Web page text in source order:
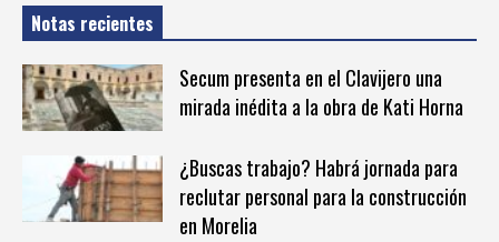
Notas recientes
Secum presenta en el Clavijero una
mirada inédita a la obra de Kati Horna
¿Buscas trabajo? Habrá jornada para
reclutar personal para la construcción
en Morelia